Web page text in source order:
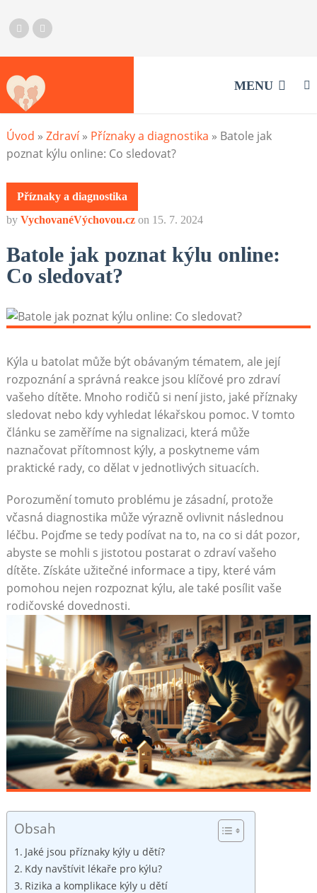
MENU
Úvod » Zdraví» Příznaky a diagnostika » Batole jak
poznat kýlu online: Co sledovat?
Příznaky a diagnostika
by VychovanéVýchovou.cz on 15. 7. 2024
Batole jak poznat kýlu online:
Co sledovat?
Kýla u batolat může být obávaným tématem, ale její
rozpoznání a správná reakce jsou klíčové pro zdraví
vašeho dítěte. Mnoho rodičů si není jisto, jaké příznaky
sledovat nebo kdy vyhledat lékařskou pomoc. V tomto
článku se zaměříme na signalizaci, která může
naznačovat přítomnost kýly, a poskytneme vám
praktické rady, co dělat v jednotlivých situacích.
Porozumění tomuto problému je zásadní, protože
včasná diagnostika může výrazně ovlivnit následnou
léčbu. Pojďme se tedy podívat na to, na co si dát pozor,
abyste se mohli s jistotou postarat o zdraví vašeho
dítěte. Získáte užitečné informace a tipy, které vám
pomohou nejen rozpoznat kýlu, ale také posílit vaše
rodičovské dovednosti.
Obsah
Jaké jsou příznaky kýly u dětí?
Kdy navštívit lékaře pro kýlu?
Rizika a komplikace kýly u dětí